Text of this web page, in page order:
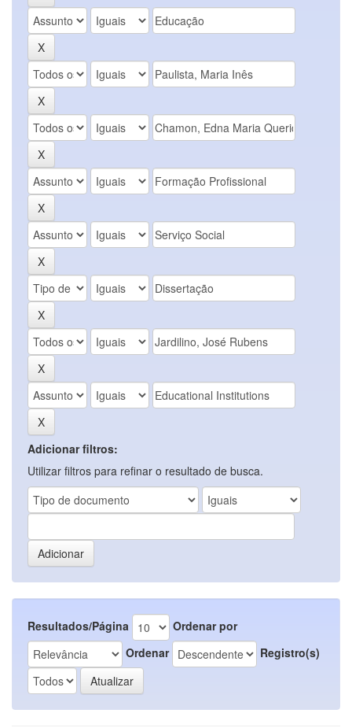
Adicionar filtros:
Utilizar filtros para refinar o resultado de busca.
Resultados/Página
Ordenar por
Ordenar
Registro(s)